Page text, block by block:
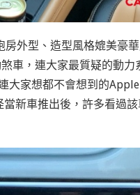
外型、造型風格媲美豪華
車，連大家最質疑的動力
大家想都不會想到的
新車推出後，許多看過